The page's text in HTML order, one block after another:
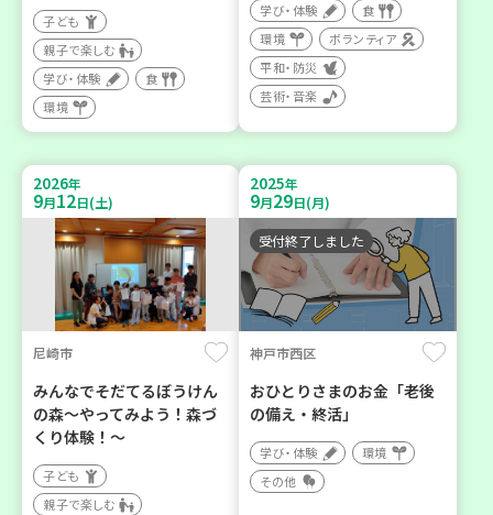
子ども
親子で楽しむ
学び・体験
食
環境
学び・体験
食
環境
ボランティア
平和・防災
芸術・音楽
2026年
9月12日(土)
尼崎市
みんなでそだてるぼうけん
の森～やってみよう！森づ
くり体験！～
子ども
親子で楽しむ
2025年
9月29日(月)
受付終了しました
神戸市西区
おひとりさまのお金「老後
の備え・終活」
学び・体験
環境
その他